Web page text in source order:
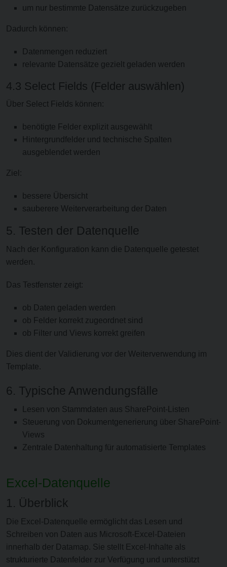
um nur bestimmte Datensätze zurückzugeben
Dadurch können:
Datenmengen reduziert
relevante Datensätze gezielt geladen werden
4.3 Select Fields (Felder auswählen)
Über Select Fields können:
benötigte Felder explizit ausgewählt
Hintergrundfelder und technische Spalten
ausgeblendet werden
Ziel:
bessere Übersicht
sauberere Weiterverarbeitung der Daten
5. Testen der Datenquelle
Nach der Konfiguration kann die Datenquelle getestet
werden.
Das Testfenster zeigt:
ob Daten geladen werden
ob Felder korrekt zugeordnet sind
ob Filter und Views korrekt greifen
Dies dient der Validierung vor der Weiterverwendung im
Template.
6. Typische Anwendungsfälle
Lesen von Stammdaten aus SharePoint-Listen
Steuerung von Dokumentgenerierung über SharePoint-
Views
Zentrale Datenhaltung für automatisierte Templates
Excel-Datenquelle
1. Überblick
Die Excel-Datenquelle ermöglicht das Lesen und
Schreiben von Daten aus Microsoft-Excel-Dateien
innerhalb der Datamap. Sie stellt Excel-Inhalte als
strukturierte Datenfelder zur Verfügung und unterstützt